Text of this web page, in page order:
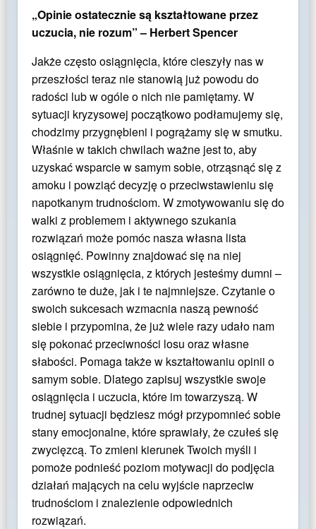
„Opinie ostatecznie są kształtowane przez
uczucia, nie rozum” – Herbert Spencer
Jakże często osiągnięcia, które cieszyły nas w
przeszłości teraz nie stanowią już powodu do
radości lub w ogóle o nich nie pamiętamy. W
sytuacji kryzysowej początkowo podłamujemy się,
chodzimy przygnębieni i pogrążamy się w smutku.
Właśnie w takich chwilach ważne jest to, aby
uzyskać wsparcie w samym sobie, otrząsnąć się z
amoku i powziąć decyzję o przeciwstawieniu się
napotkanym trudnościom. W zmotywowaniu się do
walki z problemem i aktywnego szukania
rozwiązań może pomóc nasza własna lista
osiągnięć. Powinny znajdować się na niej
wszystkie osiągnięcia, z których jesteśmy dumni –
zarówno te duże, jak i te najmniejsze. Czytanie o
swoich sukcesach wzmacnia naszą pewność
siebie i przypomina, że już wiele razy udało nam
się pokonać przeciwności losu oraz własne
słabości. Pomaga także w kształtowaniu opinii o
samym sobie. Dlatego zapisuj wszystkie swoje
osiągnięcia i uczucia, które im towarzyszą. W
trudnej sytuacji będziesz mógł przypomnieć sobie
stany emocjonalne, które sprawiały, że czułeś się
zwycięzcą. To zmieni kierunek Twoich myśli i
pomoże podnieść poziom motywacji do podjęcia
działań mających na celu wyjście naprzeciw
trudnościom i znalezienie odpowiednich
rozwiązań.